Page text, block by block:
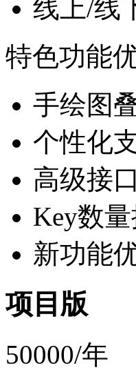
线上/线
特色功能
手绘图
个性化
高级接
Key数
新功能
项目版
50000/年